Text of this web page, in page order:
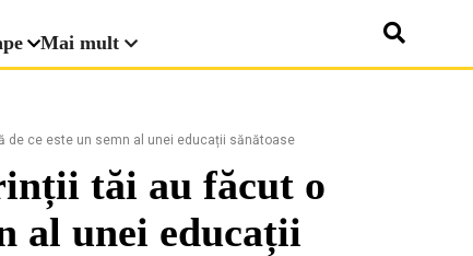
Mai mult
de ce este un semn al unei educații sănătoase
tăi au făcut o
al unei educații